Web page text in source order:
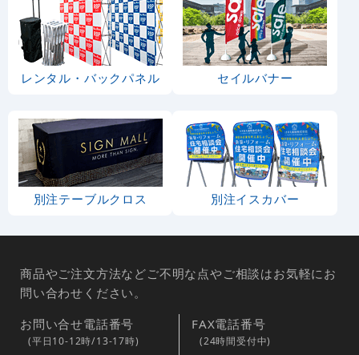
レンタル・バックパネル セイルバナー
別注テーブルクロス 別注イスカバー
商品やご注文方法などご不明な点やご相談はお気軽にお
問い合わせください。
お問い合せ電話番号
(平日10-12時/13-17時)
FAX電話番号
(24時間受付中)